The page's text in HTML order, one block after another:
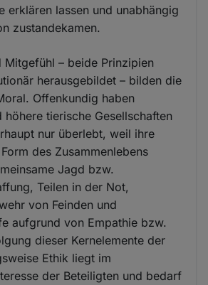
erklären lassen und unabhängig
zustandekamen.
Mitgefühl – beide Prinzipien
herausgebildet – bilden die
Offenkundig haben
höhere tierische Gesellschaften
nur überlebt, weil ihre
des Zusammenlebens
Jagd bzw.
Teilen in der Not,
von Feinden und
aufgrund von Empathie bzw.
dieser Kernelemente der
Ethik liegt im
der Beteiligten und bedarf